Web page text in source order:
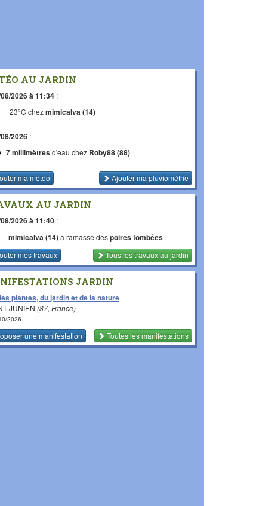
AU JARDIN
2026 à 11:34 :
23°C chezmimicalva (14)
2026 :
7 millimètresd'eau chez Roby88 (88)
ma météo Ajouter ma pluviométrie
AU JARDIN
2026 à 11:40 :
mimicalva (14)a ramassé despoires tombées.
mes travaux
Tous les travauxau jardin
JARDIN
plantes, du jardin et de la nature
JUNIEN (87, France)
2026
une manifestation Toutes les manifestations